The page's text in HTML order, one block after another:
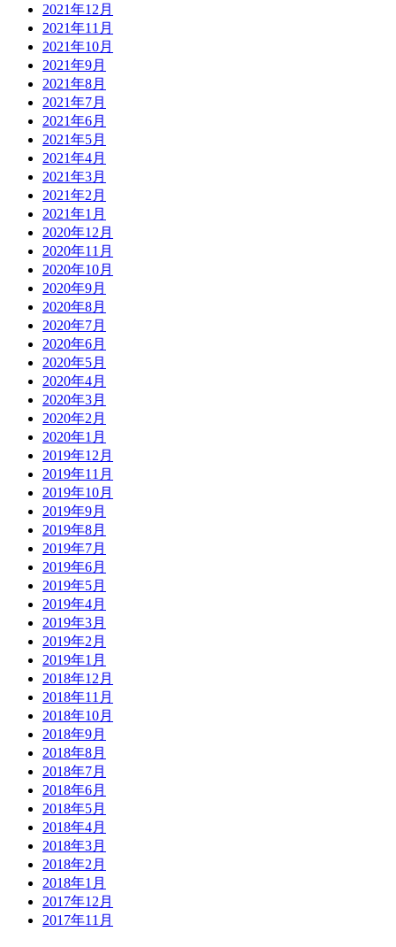
2021年12月
2021年11月
2021年10月
2021年9月
2021年8月
2021年7月
2021年6月
2021年5月
2021年4月
2021年3月
2021年2月
2021年1月
2020年12月
2020年11月
2020年10月
2020年9月
2020年8月
2020年7月
2020年6月
2020年5月
2020年4月
2020年3月
2020年2月
2020年1月
2019年12月
2019年11月
2019年10月
2019年9月
2019年8月
2019年7月
2019年6月
2019年5月
2019年4月
2019年3月
2019年2月
2019年1月
2018年12月
2018年11月
2018年10月
2018年9月
2018年8月
2018年7月
2018年6月
2018年5月
2018年4月
2018年3月
2018年2月
2018年1月
2017年12月
2017年11月